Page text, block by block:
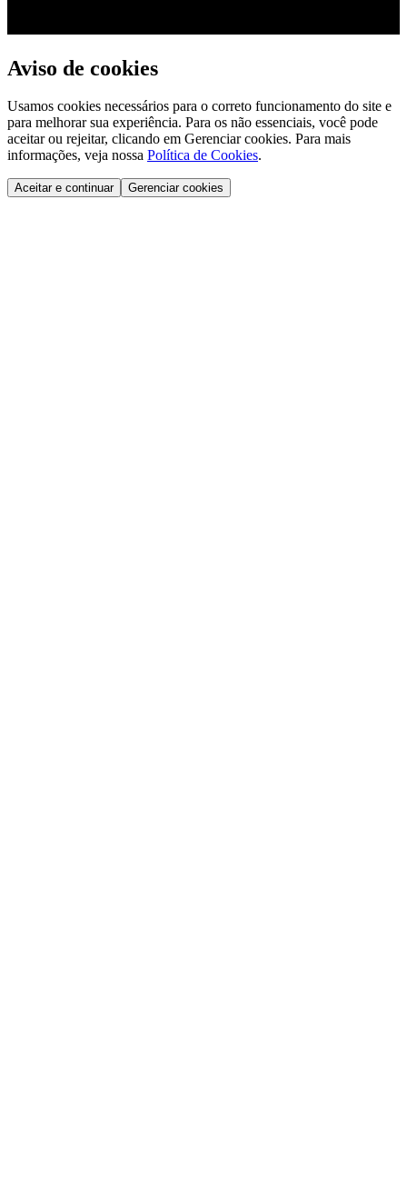
Aviso de cookies
Usamos cookies necessários para o correto funcionamento do site e
para melhorar sua experiência. Para os não essenciais, você pode
aceitar ou rejeitar, clicando em Gerenciar cookies. Para mais
informações, veja nossa Política de Cookies.
Aceitar e continuar Gerenciar cookies